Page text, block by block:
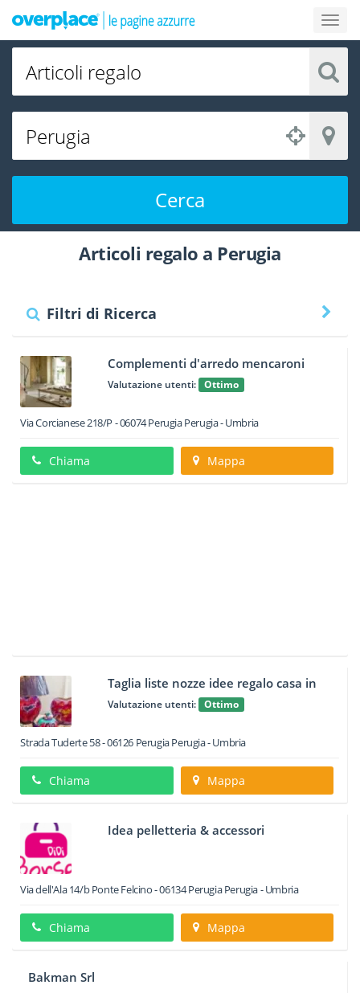
Cerca
Articoli regalo a Perugia
Filtri di Ricerca
Complementi d'arredo mencaroni
Valutazione utenti: Ottimo
Via Corcianese 218/P -06074PerugiaPerugia -Umbria
Chiama Mappa
Taglia liste nozze idee regalo casa in
Valutazione utenti: Ottimo
Strada Tuderte 58-06126 PerugiaPerugia -Umbria
Chiama Mappa
Idea pelletteria & accessori
Via dell'Ala 14/b Ponte Felcino-06134PerugiaPerugia -Umbria
Chiama Mappa
Bakman Srl